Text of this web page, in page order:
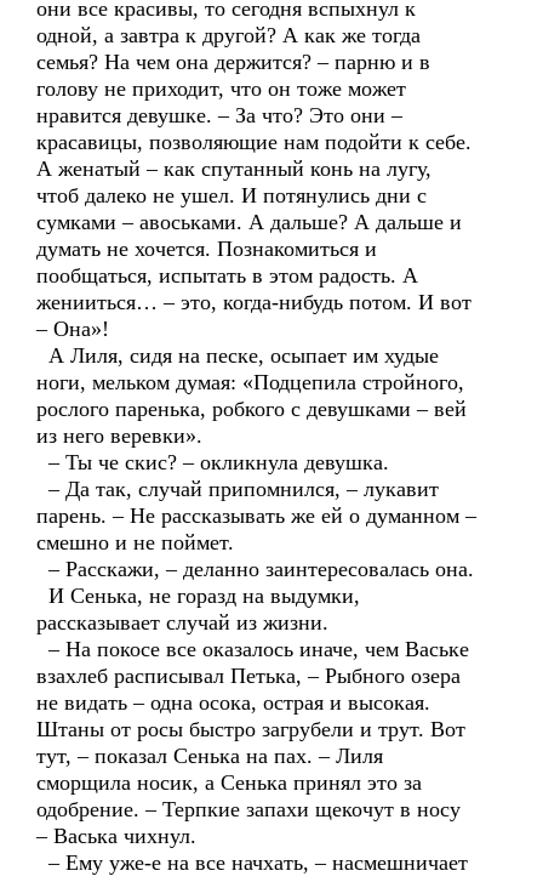
они все красивы, то сегодня вспыхнул к
одной, а завтра к другой? А как же тогда
семья? На чем она держится? – парню и в
голову не приходит, что он тоже может
нравится девушке. – За что? Это они –
красавицы, позволяющие нам подойти к себе.
А женатый – как спутанный конь на лугу,
чтоб далеко не ушел. И потянулись дни с
сумками – авоськами. А дальше? А дальше и
думать не хочется. Познакомиться и
пообщаться, испытать в этом радость. А
женииться… – это, когда-нибудь потом. И вот
– Она»!
А Лиля, сидя на песке, осыпает им худые
ноги, мельком думая: «Подцепила стройного,
рослого паренька, робкого с девушками – вей
из него веревки».
– Ты че скис? – окликнула девушка.
– Да так, случай припомнился, – лукавит
парень. – Не рассказывать же ей о думанном –
смешно и не поймет.
– Расскажи, – деланно заинтересовалась она.
И Сенька, не горазд на выдумки,
рассказывает случай из жизни.
– На покосе все оказалось иначе, чем Ваське
взахлеб расписывал Петька, – Рыбного озера
не видать – одна осока, острая и высокая.
Штаны от росы быстро загрубели и трут. Вот
тут, – показал Сенька на пах. – Лиля
сморщила носик, а Сенька принял это за
одобрение. – Терпкие запахи щекочут в носу
– Васька чихнул.
– Ему уже-е на все начхать, – насмешничает